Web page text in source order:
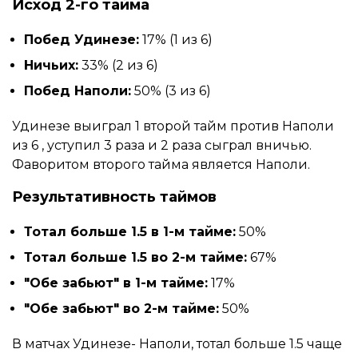
Исход 2-го тайма
Побед Удинезе: 17% (1 из 6)
Ничьих: 33% (2 из 6)
Побед Наполи: 50% (3 из 6)
Удинезе выиграл 1 второй тайм против Наполи
из 6 , уступил 3 раза и 2 раза сыграл вничью.
Фаворитом второго тайма является Наполи.
Результативность таймов
Тотал больше 1.5 в 1-м тайме: 50%
Тотал больше 1.5 во 2-м тайме: 67%
"Обе забьют" в 1-м тайме: 17%
"Обе забьют" во 2-м тайме: 50%
В матчах Удинезе- Наполи, тотал больше 1.5 чаще